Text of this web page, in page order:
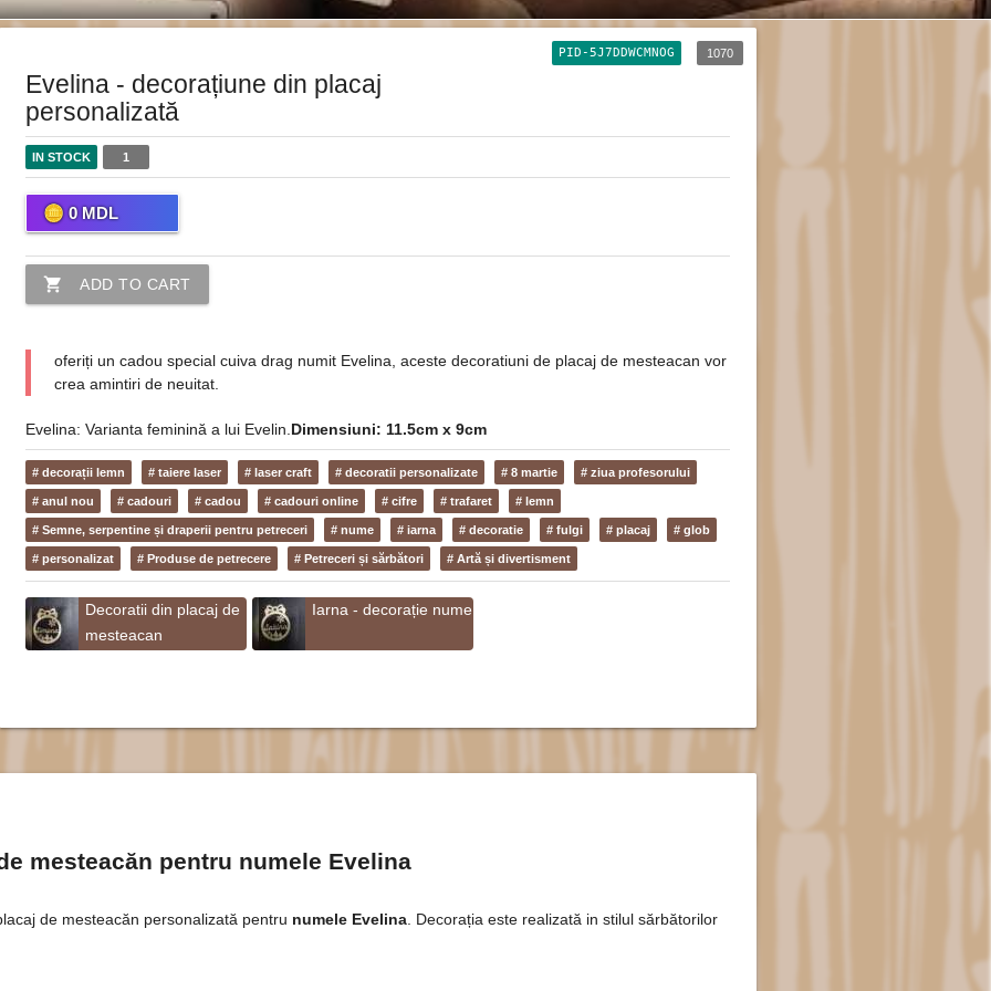
1070
PID-5J7DDWCMNOG
Evelina - decorațiune din placaj
personalizată
IN STOCK 1
0 MDL
shopping_cart ADD TO CART
oferiți un cadou special cuiva drag numit Evelina, aceste decoratiuni de placaj de mesteacan vor
crea amintiri de neuitat.
Evelina: Varianta feminină a lui Evelin.Dimensiuni: 11.5cm x 9cm
# decorații lemn # taiere laser # laser craft # decoratii personalizate # 8 martie # ziua profesorului
# anul nou # cadouri # cadou # cadouri online # cifre # trafaret # lemn
# Semne, serpentine și draperii pentru petreceri # nume # iarna # decoratie # fulgi # placaj # glob
# personalizat # Produse de petrecere # Petreceri și sărbători # Artă și divertisment
Decoratii din placaj de
mesteacan
Iarna - decorație nume
mesteacăn pentru numele Evelina
de mesteacăn personalizată pentru numele Evelina . Decorația este realizată in stilul sărbătorilor